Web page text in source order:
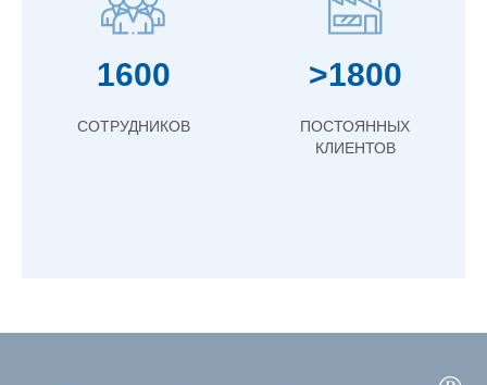
1600
СОТРУДНИКОВ
>1800
ПОСТОЯННЫХ
КЛИЕНТОВ